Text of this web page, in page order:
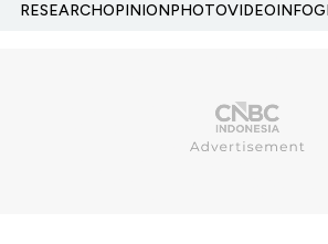
RESEARCHOPINIONPHOTOVIDEO